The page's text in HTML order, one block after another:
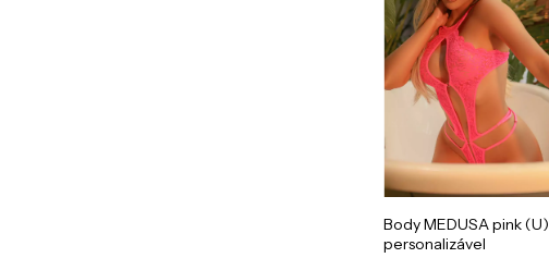
Body MEDUSA pink (U)
personalizável